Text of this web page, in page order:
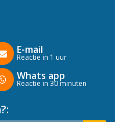
E-mail
Reactie in 1 uur
Whats app
Reactie in 30 minuten